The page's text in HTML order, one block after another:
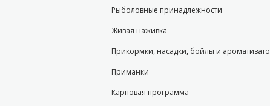
Рыболовные принадлежности
Живая наживка
Прикормки, насадки, бойлы и
Приманки
Карповая программа